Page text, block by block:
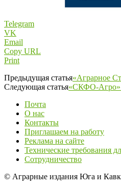
Telegram
VK
Email
Copy URL
Print
Предыдущая статья«Аграрное
Следующая статья«СКФО-
Почта
О нас
Контакты
Приглашаем на работу
Реклама на сайте
Технические требования
Сотрудничество
© Аграрные издания Юга и